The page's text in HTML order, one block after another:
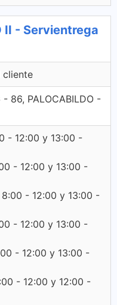
II - Servientrega
cliente
86, PALOCABILDO -
- 12:00 y 13:00 -
- 12:00 y 13:00 -
- 12:00 y 13:00 -
- 12:00 y 13:00 -
- 12:00 y 13:00 -
- 12:00 y 12:00 -